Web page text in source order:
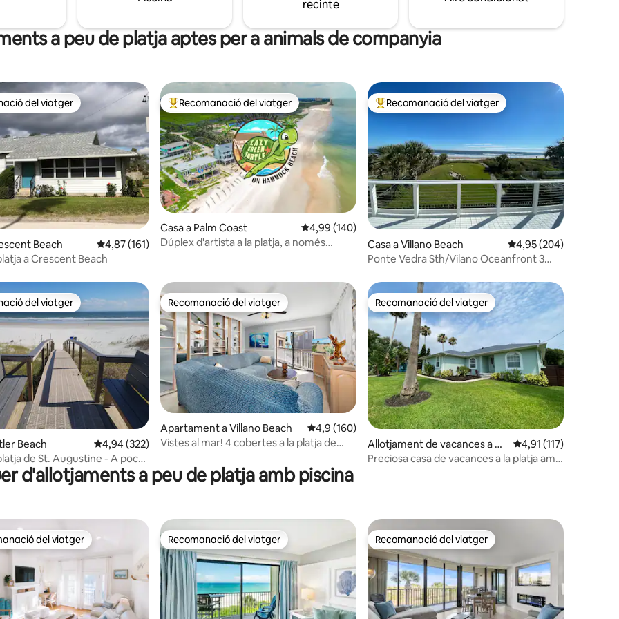
bloc de distància amb pistes de tennis/
gossos.
recinte
a peu de platja aptes per a animals de companyia
d'un total de 5; 307 avaluacions
del viatger
del viatger
Beach 4,87 de puntuació mitjana d'un total de 5; 161 avaluacions
4,87 (161)
a Crescent Beach
Principals recomanacions dels viatgers
Recomanació del viatger
Casa a Palm Coast 4,99 de puntuació mitjana d'un total de 5; 140 avaluacions
4,99 (140)
Dúplex d'artista a la platja, a només
Principals recomanacions dels viatgers
Recomanació del viatger
Casa a Villano Beach 4,95 de puntuació
4,95 (204)
Ponte Vedra Sth/Vilano Oceanfront 3
d'un total de 5; 130 avaluacions
del viatger
del viatger
Beach 4,94 de puntuació mitjana d'un total de 5; 322 avaluacions
4,94 (322)
de St. Augustine - A poca
la platja
Recomanació del viatger
Recomanació del viatger
Apartament a Villano Beach 4,9 de puntuació mitjana d'un total de 5; 160 avaluacions
4,9 (160)
Vistes al mar! 4 cobertes a la platja de
Recomanació del viatger
Recomanació del viatger
Allotjament de vacances a Vill
ano Beach
4,91 de puntuació
4,91 (117)
Preciosa casa de vacances a la platja amb
d'allotjaments a peu de platja amb piscina
recomanacions dels viatgers
del viatger Recomanació del viatger
Recomanació del viatger Recomanació del viatger
Recomanació del viatger